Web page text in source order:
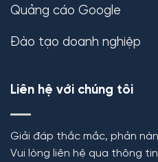
Quảng cáo Google
Đào tạo doanh nghiệp
Liên hệ với chúng tôi
Giải đáp thắc mắc, phản
Vui lòng liên hệ qua thông